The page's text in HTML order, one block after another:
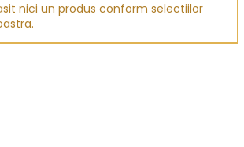
nici un produs conform selectiilor